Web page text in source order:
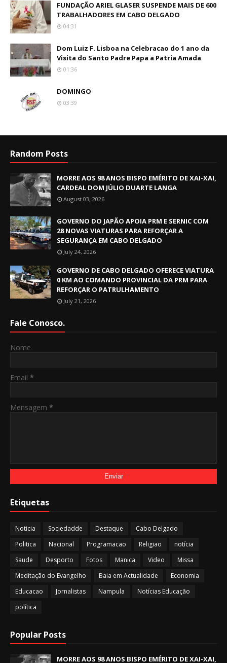
FUNDAÇÃO ARIEL GLASER SUSPENDE MAIS DE 600
TRABALHADORES EM CABO DELGADO
04:31
Dom Luiz F. Lisboa na Celebracao do 1 ano da
Visita do Santo Padre Papa a Patria Amada
01:36
DOMINGO
03:39
Random Posts
MORRE AOS 98 ANOS BISPO EMÉRITO DE XAI-XAI,
CARDEAL DOM JÚLIO DUARTE LANGA
August 03, 2026
GOVERNO DO JAPÃO APOIA PRM E SERNIC COM
28 NOVAS VIATURAS PARA REFORÇAR A
SEGURANÇA EM CABO DELGADO
July 24, 2026
GOVERNO DE CABO DELGADO OFERECE VIATURA
0 KM AO COMANDO PROVINCIAL DA PRM PARA
REFORÇAR O PATRULHAMENTO
July 21, 2026
Fale Conosco.
Nome
Email *
Mensagem *
Etiquetas
Noticia Sociedadde Destaque
Cabo Delgado
Politica
Nacional Programacao Religiao
notícia
Saude
Desporto Fotos Manica Video
Missa
Meditação do Evangelho
Baia em Actualidade
Economia
Educacao
Jornalistas Nampula
Notícias Educação
política
Popular Posts
MORRE AOS 98 ANOS BISPO EMÉRITO DE XAI-XAI,